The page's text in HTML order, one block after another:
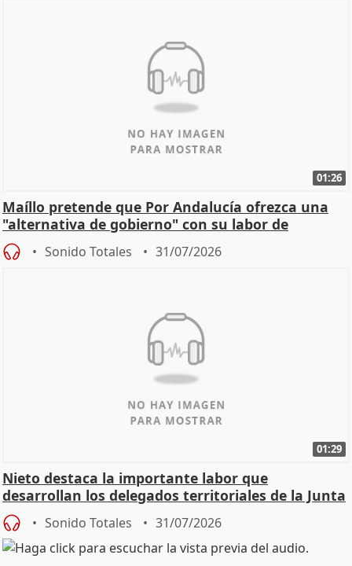
01:26
Maíllo pretende que Por Andalucía ofrezca una
"alternativa de gobierno" con su labor de
oposición
Sonido Totales 31/07/2026
01:29
Nieto destaca la importante labor que
desarrollan los delegados territoriales de la Junta
Sonido Totales 31/07/2026